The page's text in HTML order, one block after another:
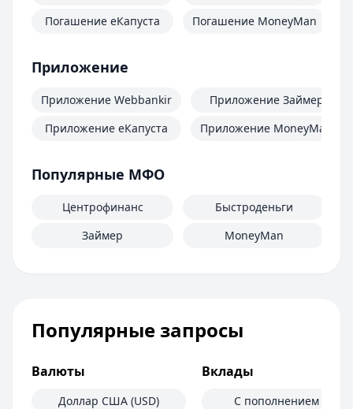
Погашение еКапуста
Погашение MoneyMan
Приложение
Приложение Webbankir
Приложение еКапуста
Приложение Займер
Приложение MoneyMan
Популярные МФО
Центрофинанс
Займер
Быстроденьги
MoneyMan
Популярные запросы
Валюты
Доллар США (USD)
Вклады
С пополнением